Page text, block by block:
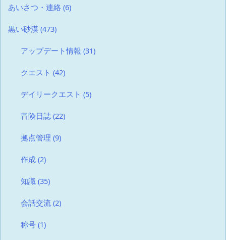
あいさつ・連絡 (6)
黒い砂漠 (473)
アップデート情報 (31)
クエスト (42)
デイリークエスト (5)
冒険日誌 (22)
拠点管理 (9)
作成 (2)
知識 (35)
会話交流 (2)
称号 (1)